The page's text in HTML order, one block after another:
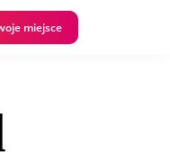
miejsce